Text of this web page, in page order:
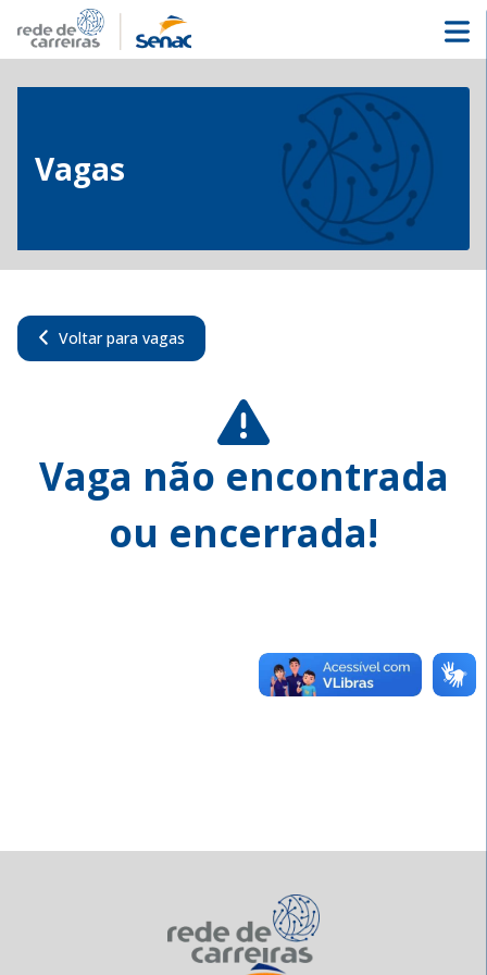
Vagas
Voltar para vagas
Vaga não encontrada
ou encerrada!